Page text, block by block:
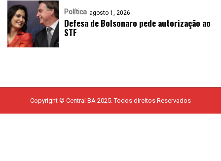
Política agosto 1, 2026
Defesa de Bolsonaro pede autorização ao
STF
Copyright © Central BA 2025. Todos direitos Reservados